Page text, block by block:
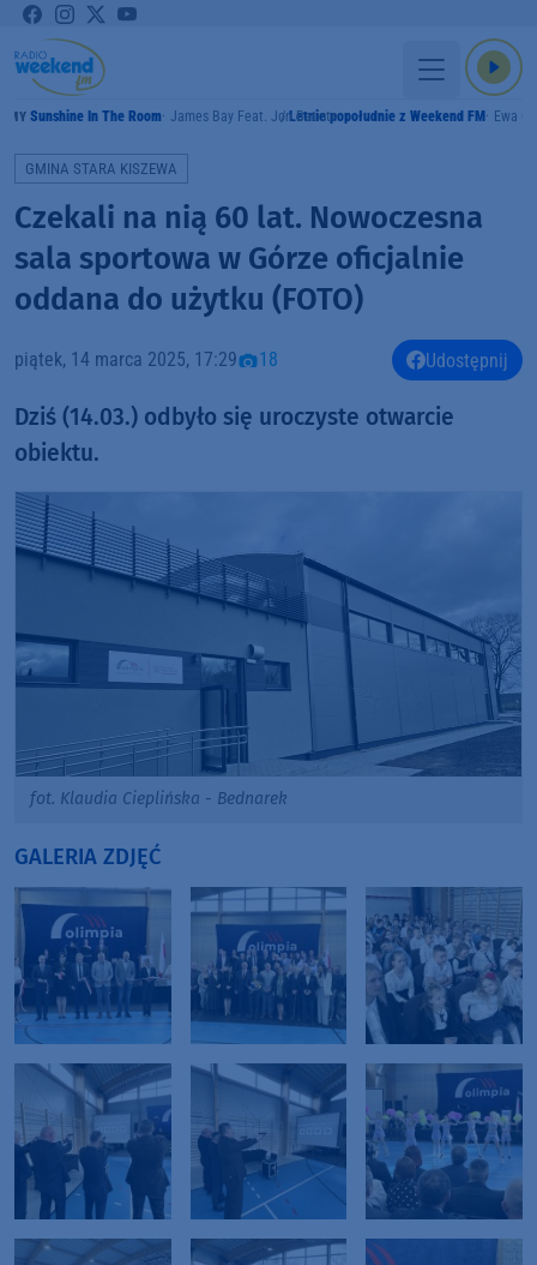
Sunshine In The Room James Bay Feat. Jon BatisteLetnie popołudnie z Weekend FM Ewa
GMINA STARA KISZEWA
Czekali na nią 60 lat. Nowoczesna
sala sportowa w Górze oficjalnie
oddana do użytku (FOTO)
piątek, 14 marca 2025, 17:29 18 Udostępnij
Dziś (14.03.) odbyło się uroczyste otwarcie
obiektu.
fot. Klaudia Cieplińska - Bednarek
GALERIA ZDJĘĆ